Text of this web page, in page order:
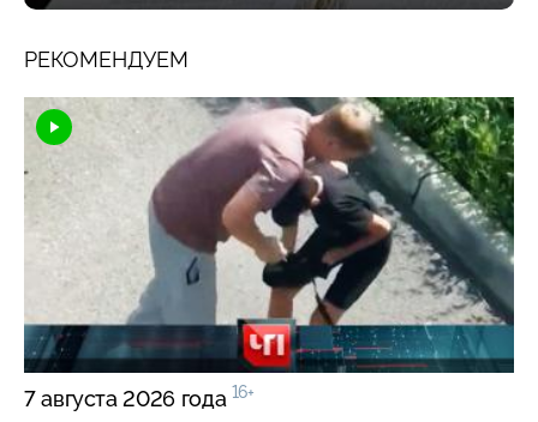
РЕКОМЕНДУЕМ
7 августа 2026 года 16+